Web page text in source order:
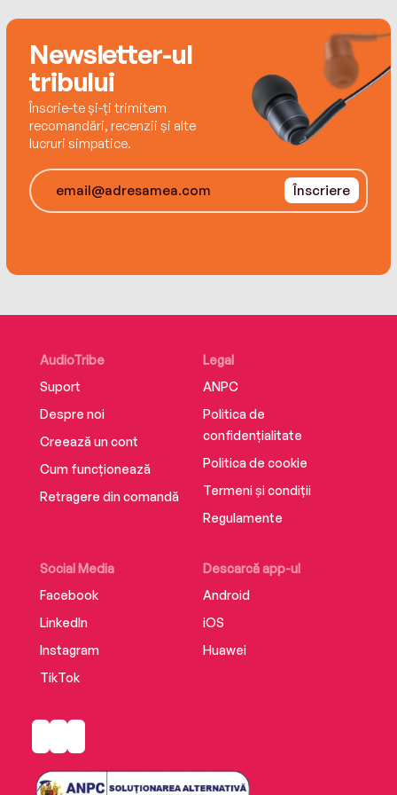
Newsletter-ul
tribului
Înscrie-te și-ți trimitem
recomandări, recenzii și alte
lucruri simpatice.
Înscriere
AudioTribe
Suport
Despre noi
Creează un cont
Cum funcționează
Retragere din comandă
Social Media
Facebook
LinkedIn
Instagram
TikTok
Descarcă app-ul
Android
iOS
Huawei
Legal
ANPC
Politica de
confidențialitate
Politica de cookie
Termeni și condiții
Regulamente